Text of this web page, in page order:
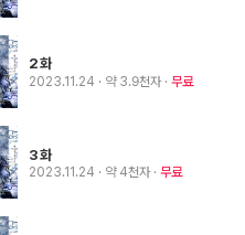
2화
2023.11.24 · 약 3.9천자 무료
3화
2023.11.24 · 약 4천자 무료